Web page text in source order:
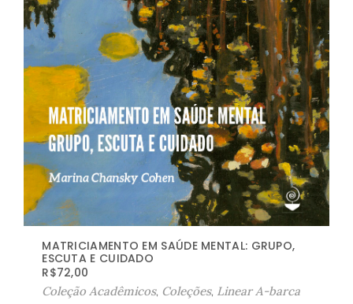
MATRICIAMENTO EM SAÚDE MENTAL: GRUPO,
ESCUTA E CUIDADO
R$72,00
Coleção Acadêmicos, Coleções, Linear A-barca